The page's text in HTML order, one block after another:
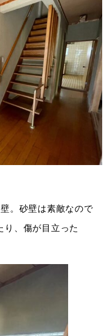
。砂壁は素敵なので
り、傷が目立った